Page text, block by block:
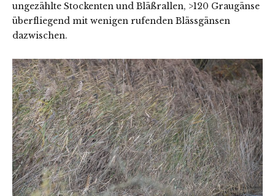
ungezählte Stockenten und Bläßrallen, >120 Graugänse
überfliegend mit wenigen rufenden Blässgänsen
dazwischen.